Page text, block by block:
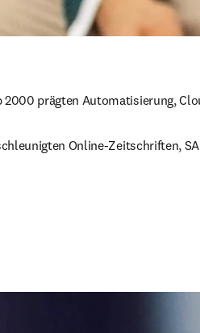
prägten Automatisierung,
Online‑Zeitschriften,